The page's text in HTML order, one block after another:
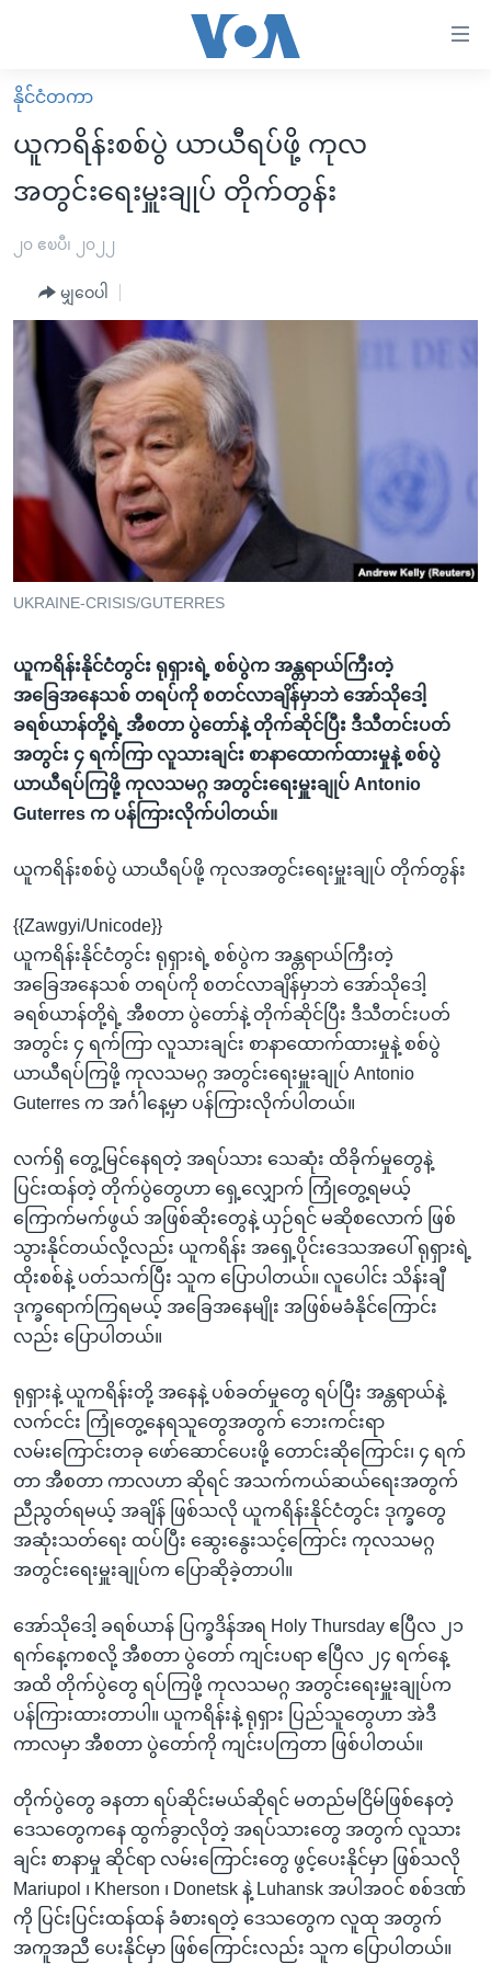
လွယ်ကူ
စေ
များ
အကြောင်းအရာ
သို့
ကျော်
ကြည့်
အ
စာမျက်နှာ
သို့
ရန်
ရှာဖွေ
ရန်
နေရာ
သို့
ကျော်
မူလစာမျက်နှာ
မြန်မာ
ကမ္ဘာ့သတင်းများ
နိုင်ငံတကာ
အစ္စရေး-ပါလက်စတိုင်း
ဗွီဒီယို
ရပ်ဝန်းတခု လမ်းတခု အလွန်
အင်္ဂလိပ်စာလေ့လာမယ်
အမေရိကန်သုံးအီဒီယံ
မကြေးမုံရဲ့ အင်္ဂလိပ်စာ
ရုပ်ရှင်ထဲက အင်္ဂလိပ်စာ
သုတပဒေသာ အင်္ဂလိပ်စာ
အပတ်စဉ်ကဏ္ဍများ
ရေဒီယို
တီဗွီ
ရေဒီယိုနှင့်ရုပ်သံ အချက်အလက်များ
ရေဒီယို/တီဗွီအစီအစဉ်
Learning English
ဗွီအိုအေ လူမှုကွန်ယက်များ
ဘာသာစကားများ
နိုင်ငံတကာ
ယူကရိန်းစစ်ပွဲ ယာယီရပ်ဖို့ ကုလ
အတွင်းရေးမှူးချုပ် တိုက်တွန်း
၂၀ ဧၿပီ၊ ၂၀၂၂
မျှဝေပါ
UKRAINE-CRISIS/GUTERRES
ယူကရိန်းနိုင်ငံတွင်း ရုရှားရဲ့ စစ်ပွဲက အန္တရာယ်ကြီးတဲ့
အခြေအနေသစ် တရပ်ကို စတင်လာချိန်မှာဘဲ အော်သိုဒေါ့
ခရစ်ယာန်တို့ရဲ့ အီစတာ ပွဲတော်နဲ့ တိုက်ဆိုင်ပြီး ဒီသီတင်းပတ်
အတွင်း ၄ ရက်ကြာ လူသားချင်း စာနာထောက်ထားမှုနဲ့ စစ်ပွဲ
ယာယီရပ်ကြဖို့ ကုလသမဂ္ဂ အတွင်းရေးမှူးချုပ် Antonio
Guterres က ပန်ကြားလိုက်ပါတယ်။
ယူကရိန်းစစ်ပွဲ ယာယီရပ်ဖို့ ကုလအတွင်းရေးမှူးချုပ် တိုက်တွန်း
{{Zawgyi/Unicode}}
ယူကရိန်းနိုင်ငံတွင်း ရုရှားရဲ့ စစ်ပွဲက အန္တရာယ်ကြီးတဲ့
အခြေအနေသစ် တရပ်ကို စတင်လာချိန်မှာဘဲ အော်သိုဒေါ့
ခရစ်ယာန်တို့ရဲ့ အီစတာ ပွဲတော်နဲ့ တိုက်ဆိုင်ပြီး ဒီသီတင်းပတ်
အတွင်း ၄ ရက်ကြာ လူသားချင်း စာနာထောက်ထားမှုနဲ့ စစ်ပွဲ
ယာယီရပ်ကြဖို့ ကုလသမဂ္ဂ အတွင်းရေးမှူးချုပ် Antonio
Guterres က အင်္ဂါနေ့မှာ ပန်ကြားလိုက်ပါတယ်။
လက်ရှိ တွေ့မြင်နေရတဲ့ အရပ်သား သေဆုံး ထိခိုက်မှုတွေနဲ့
ပြင်းထန်တဲ့ တိုက်ပွဲတွေဟာ ရှေ့လျှောက် ကြုံတွေ့ရမယ့်
ကြောက်မက်ဖွယ် အဖြစ်ဆိုးတွေနဲ့ ယှဉ်ရင် မဆိုစလောက် ဖြစ်
သွားနိုင်တယ်လို့လည်း ယူကရိန်း အရှေ့ပိုင်းဒေသအပေါ် ရုရှားရဲ့
ထိုးစစ်နဲ့ ပတ်သက်ပြီး သူက ပြောပါတယ်။ လူပေါင်း သိန်းချီ
ဒုက္ခရောက်ကြရမယ့် အခြေအနေမျိုး အဖြစ်မခံနိုင်ကြောင်း
လည်း ပြောပါတယ်။
ရုရှားနဲ့ ယူကရိန်းတို့ အနေနဲ့ ပစ်ခတ်မှုတွေ ရပ်ပြီး အန္တရာယ်နဲ့
လက်ငင်း ကြုံတွေ့နေရသူတွေအတွက် ဘေးကင်းရာ
လမ်းကြောင်းတခု ဖော်ဆောင်ပေးဖို့ တောင်းဆိုကြောင်း၊ ၄ ရက်
တာ အီစတာ ကာလဟာ ဆိုရင် အသက်ကယ်ဆယ်ရေးအတွက်
ညီညွတ်ရမယ့် အချိန် ဖြစ်သလို ယူကရိန်းနိုင်ငံတွင်း ဒုက္ခတွေ
အဆုံးသတ်ရေး ထပ်ပြီး ဆွေးနွေးသင့်ကြောင်း ကုလသမဂ္ဂ
အတွင်းရေးမှူးချုပ်က ပြောဆိုခဲ့တာပါ။
အော်သိုဒေါ့ ခရစ်ယာန် ပြက္ခဒိန်အရ Holy Thursday ဧပြီလ ၂၁
ရက်နေ့ကစလို့ အီစတာ ပွဲတော် ကျင်းပရာ ဧပြီလ ၂၄ ရက်နေ့
အထိ တိုက်ပွဲတွေ ရပ်ကြဖို့ ကုလသမဂ္ဂ အတွင်းရေးမှူးချုပ်က
ပန်ကြားထားတာပါ။ ယူကရိန်းနဲ့ ရုရှား ပြည်သူတွေဟာ အဲဒီ
ကာလမှာ အီစတာ ပွဲတော်ကို ကျင်းပကြတာ ဖြစ်ပါတယ်။
တိုက်ပွဲတွေ ခနတာ ရပ်ဆိုင်းမယ်ဆိုရင် မတည်မငြိမ်ဖြစ်နေတဲ့
ဒေသတွေကနေ ထွက်ခွာလိုတဲ့ အရပ်သားတွေ အတွက် လူသား
ချင်း စာနာမှု ဆိုင်ရာ လမ်းကြောင်းတွေ ဖွင့်ပေးနိုင်မှာ ဖြစ်သလို
Mariupol ၊ Kherson ၊ Donetsk နဲ့ Luhansk အပါအဝင် စစ်ဒဏ်
ကို ပြင်းပြင်းထန်ထန် ခံစားရတဲ့ ဒေသတွေက လူထု အတွက်
အကူအညီ ပေးနိုင်မှာ ဖြစ်ကြောင်းလည်း သူက ပြောပါတယ်။